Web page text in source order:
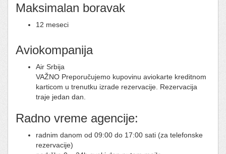
Maksimalan boravak
12 meseci
Aviokompanija
Air Srbija
VAŽNO Preporučujemo kupovinu aviokarte kreditnom
karticom u trenutku izrade rezervacije. Rezervacija
traje jedan dan.
Radno vreme agencije:
radnim danom od 09:00 do 17:00 sati (za telefonske
rezervacije)